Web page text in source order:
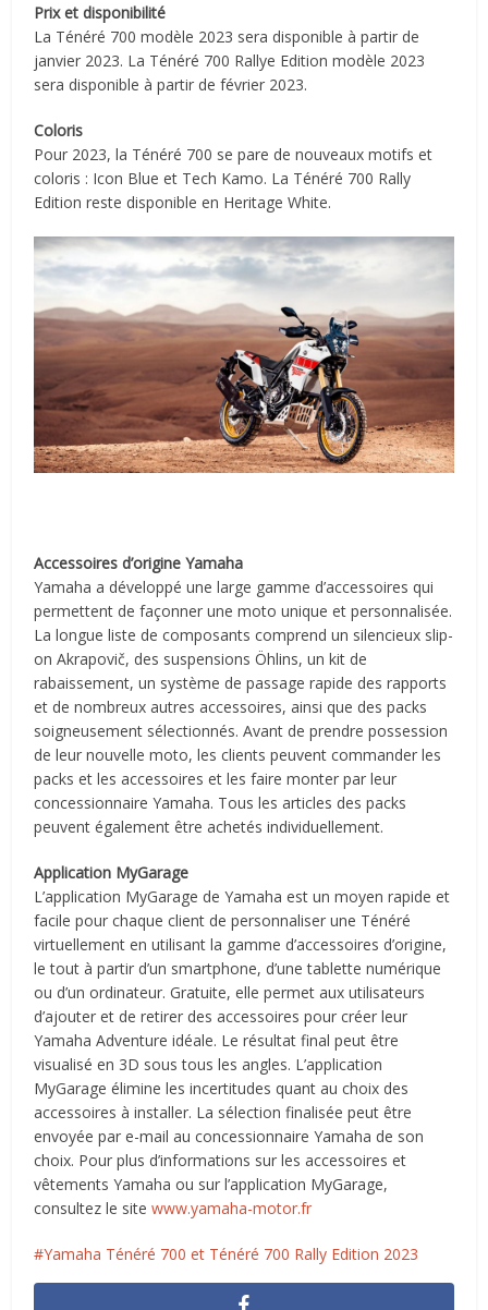
Prix et disponibilité
La Ténéré 700 modèle 2023 sera disponible à partir de
janvier 2023. La Ténéré 700 Rallye Edition modèle 2023
sera disponible à partir de février 2023.
Coloris
Pour 2023, la Ténéré 700 se pare de nouveaux motifs et
coloris : Icon Blue et Tech Kamo. La Ténéré 700 Rally
Edition reste disponible en Heritage White.
Accessoires d’origine Yamaha
Yamaha a développé une large gamme d’accessoires qui
permettent de façonner une moto unique et personnalisée.
La longue liste de composants comprend un silencieux slip-
on Akrapovič, des suspensions Öhlins, un kit de
rabaissement, un système de passage rapide des rapports
et de nombreux autres accessoires, ainsi que des packs
soigneusement sélectionnés. Avant de prendre possession
de leur nouvelle moto, les clients peuvent commander les
packs et les accessoires et les faire monter par leur
concessionnaire Yamaha. Tous les articles des packs
peuvent également être achetés individuellement.
Application MyGarage
L’application MyGarage de Yamaha est un moyen rapide et
facile pour chaque client de personnaliser une Ténéré
virtuellement en utilisant la gamme d’accessoires d’origine,
le tout à partir d’un smartphone, d’une tablette numérique
ou d’un ordinateur. Gratuite, elle permet aux utilisateurs
d’ajouter et de retirer des accessoires pour créer leur
Yamaha Adventure idéale. Le résultat final peut être
visualisé en 3D sous tous les angles. L’application
MyGarage élimine les incertitudes quant au choix des
accessoires à installer. La sélection finalisée peut être
envoyée par e-mail au concessionnaire Yamaha de son
choix. Pour plus d’informations sur les accessoires et
vêtements Yamaha ou sur l’application MyGarage,
consultez le sitewww.yamaha-motor.fr
Yamaha Ténéré 700 et Ténéré 700 Rally Edition 2023